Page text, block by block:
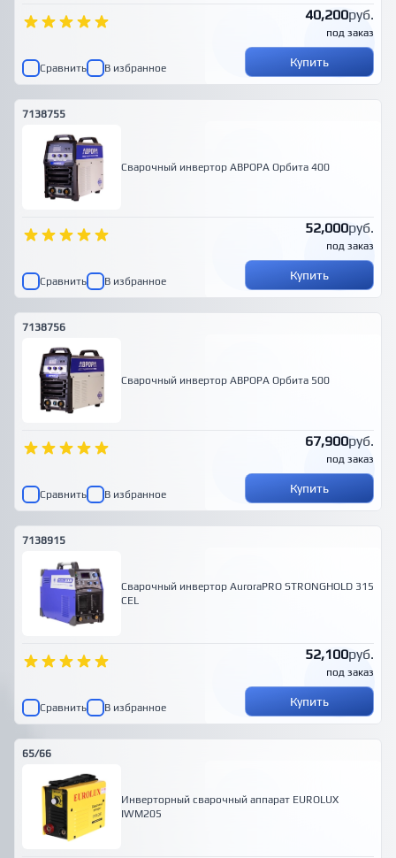
40,200руб.
под заказ
Сравнить В избранное Купить
7138755
Сварочный инвертор АВРОРА Орбита 400
52,000руб.
под заказ
Сравнить В избранное Купить
7138756
Сварочный инвертор АВРОРА Орбита 500
67,900руб.
под заказ
Сравнить В избранное Купить
7138915
Cварочный инвертор AuroraPRO STRONGHOLD 315
CEL
52,100руб.
под заказ
Сравнить В избранное Купить
65/66
Инверторный сварочный аппарат EUROLUX
IWM205